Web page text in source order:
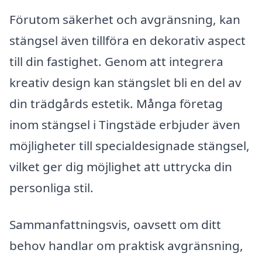
Förutom säkerhet och avgränsning, kan
stängsel även tillföra en dekorativ aspect
till din fastighet. Genom att integrera
kreativ design kan stängslet bli en del av
din trädgårds estetik. Många företag
inom stängsel i Tingstäde erbjuder även
möjligheter till specialdesignade stängsel,
vilket ger dig möjlighet att uttrycka din
personliga stil.
Sammanfattningsvis, oavsett om ditt
behov handlar om praktisk avgränsning,